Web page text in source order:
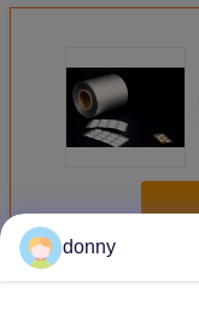
Plus
donny